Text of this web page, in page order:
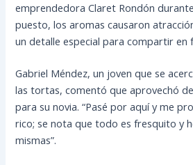
emprendedora Claret Rondón
puesto, los aromas causaron
un detalle especial para compartir en
Gabriel Méndez, un joven que se
las tortas, comentó que aprovechó
para su novia. “Pasé por aquí y me
rico; se nota que todo es fresquito y
mismas”.